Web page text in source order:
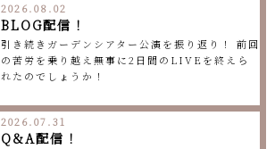
2026.08.02
BLOG配信！
引き続きガーデンシアター公演を振り返り！ 前回
の苦労を乗り越え無事に2日間のLIVEを終えら
れたのでしょうか！
2026.07.31
Q&A配信！